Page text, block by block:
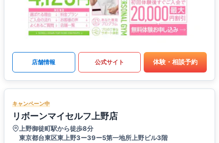
店舗情報 公式サイト 体験・相談予約
キャンペーン中
リボーンマイセルフ上野店
上野御徒町駅から徒歩8分
東京都台東区東上野3ー39ー5第一地所上野ビル3階